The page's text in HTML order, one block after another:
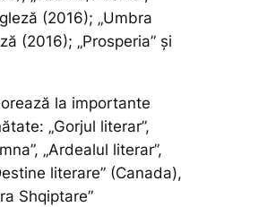
(2016); „Umbra
(2016); „Prosperia” și
la importante
„Gorjul literar”,
„Ardealul literar”,
literare” (Canada),
Shqiptare”